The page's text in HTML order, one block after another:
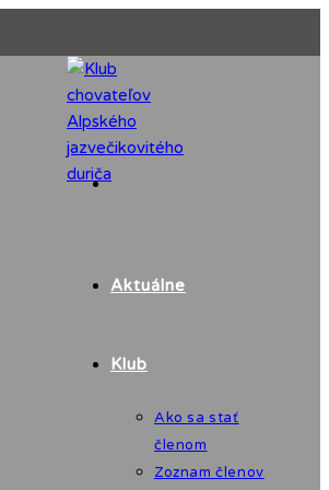
Aktuálne
Klub
Ako sa stať
členom
Zoznam členov